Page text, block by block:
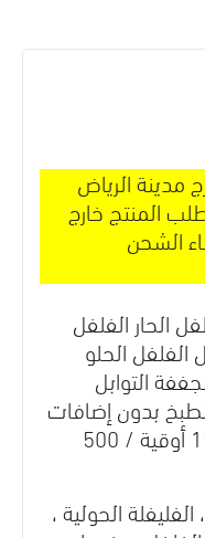
مدينة الرياض
المنتج خارج
الشحن
الحار الفلفل
الفلفل الحلو
التوابل
الطبخ بدون إضافات
بدون مواد حافظة حلال (17.64 أوقية / 500
الحولية ،